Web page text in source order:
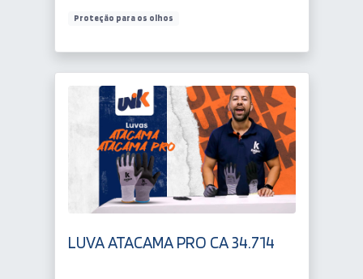
Proteção para os olhos
LUVA ATACAMA PRO CA 34.714